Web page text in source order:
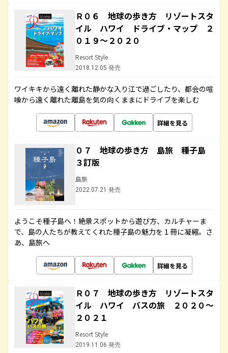
Ｒ０６ 地球の歩き方 リゾートスタ
イル ハワイ ドライブ・マップ ２
０１９～２０２０
Resort Style
2018.12.05 発売
ワイキキから遠く離れた静かな入り江で過ごしたり、都会の喧
噪から遠く離れた離島を気の向くままにドライブを楽しむ
詳細を見る
０７ 地球の歩き方 島旅 種子島
３訂版
島旅
2022.07.21 発売
ようこそ種子島へ！絶景スポットから遊び方、カルチャーま
で、島の人たちが教えてくれた種子島の魅力を１冊に凝縮。さ
あ、島旅へ
詳細を見る
Ｒ０７ 地球の歩き方 リゾートスタ
イル ハワイ バスの旅 ２０２０～
２０２１
Resort Style
2019.11.06 発売